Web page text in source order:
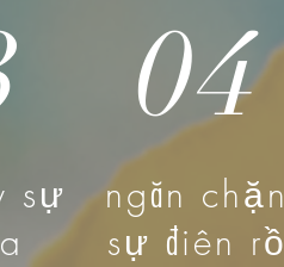
sự
04
ngăn chặn
sự điên rồ